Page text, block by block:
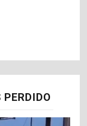
PERDIDO